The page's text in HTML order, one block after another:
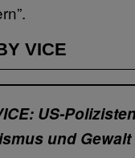
VICE
US-
und Gewalt